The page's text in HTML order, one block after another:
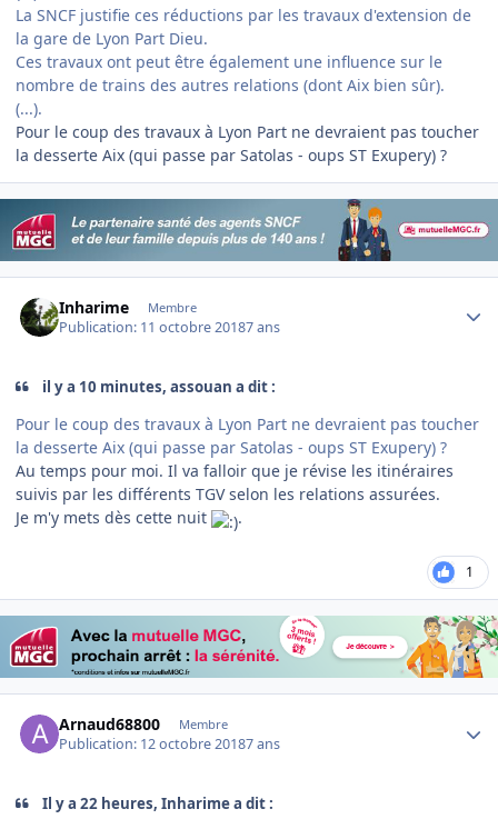
La SNCF justifie ces réductions par les travaux d'extension de
la gare de Lyon Part Dieu.
Ces travaux ont peut être également une influence sur le
nombre de trains des autres relations (dont Aix bien sûr).
(...).
Pour le coup des travaux à Lyon Part ne devraient pas toucher
la desserte Aix (qui passe par Satolas - oups ST Exupery) ?
Inharime Membre
Publication: 11 octobre 20187 ans
il y a 10 minutes, assouan a dit :
Pour le coup des travaux à Lyon Part ne devraient pas toucher
la desserte Aix (qui passe par Satolas - oups ST Exupery) ?
Au temps pour moi. Il va falloir que je révise les itinéraires
suivis par les différents TGV selon les relations assurées.
Je m'y mets dès cette nuit
.
1
Arnaud68800 Membre
Publication: 12 octobre 20187 ans
Il y a 22 heures, Inharime a dit :